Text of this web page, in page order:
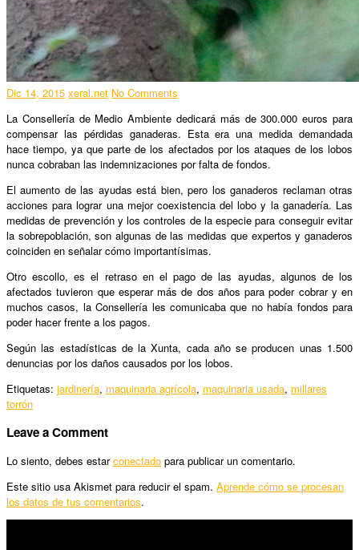
Dic 14, 2015 xeral.net No Comments
La Consellería de Medio Ambiente dedicará más de 300.000 euros para
compensar las pérdidas ganaderas. Esta era una medida demandada
hace tiempo, ya que parte de los afectados por los ataques de los lobos
nunca cobraban las indemnizaciones por falta de fondos.
El aumento de las ayudas está bien, pero los ganaderos reclaman otras
acciones para lograr una mejor coexistencia del lobo y la ganadería. Las
medidas de prevención y los controles de la especie para conseguir evitar
la sobrepoblación, son algunas de las medidas que expertos y ganaderos
coinciden en señalar cómo importantísimas.
Otro escollo, es el retraso en el pago de las ayudas, algunos de los
afectados tuvieron que esperar más de dos años para poder cobrar y en
muchos casos, la Consellería les comunicaba que no había fondos para
poder hacer frente a los pagos.
Según las estadísticas de la Xunta, cada año se producen unas 1.500
denuncias por los daños causados por los lobos.
Etiquetas: jardinería, maquinaria agrícola, maquinaria usada, millares
torrón
Leave a Comment
Lo siento, debes estarconectado para publicar un comentario.
Este sitio usa Akismet para reducir el spam. Aprende cómo se procesan
los datos de tus comentarios.